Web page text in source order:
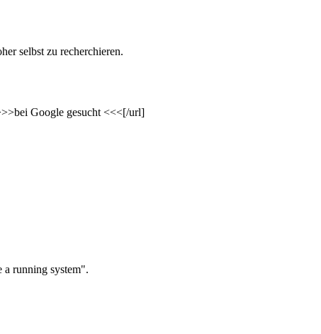
selbst zu recherchieren.
Google gesucht <<<[/url]
a running system".